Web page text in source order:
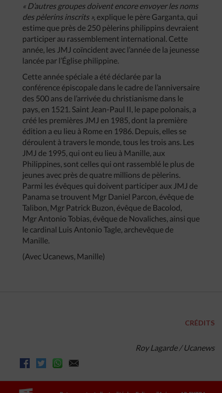
« D’autres groupes doivent encore envoyer les noms
des pèlerins inscrits », explique le père Garganta, qui
estime que près de 250 pèlerins philippins devraient
participer au rassemblement international. Cette
année, les JMJ coïncident avec l’année de la jeunesse
lancée par l’Église philippine.
Cette année spéciale a été déclarée par la
conférence épiscopale dans le cadre de l’anniversaire
des 500 ans de l’arrivée du christianisme dans le
pays, en 1521. Saint Jean-Paul II, le pape polonais, a
créé les premières JMJ en 1985, dont la première
édition a eu lieu à Rome en 1986. Depuis, elles se
déroulent à travers le monde, tous les trois ans. Les
JMJ de 1995, qui ont eu lieu à Manille, aux
Philippines, sont celles qui ont rassemblé le plus de
jeunes avec près de quatre millions de pèlerins.
Parmi les évêques qui doivent participer aux JMJ de
Panama se trouvent Mgr Daniel Parcon, évêque de
Talibon, Mgr Patrick Buzon, évêque de Bacolod,
Mgr Antonio Tobias, évêque de Novaliches, ainsi que
le cardinal Luis Antonio Tagle, archevêque de
Manille.
(Avec Ucanews, Manille)
CRÉDITS
Roy Lagarde / Ucanews